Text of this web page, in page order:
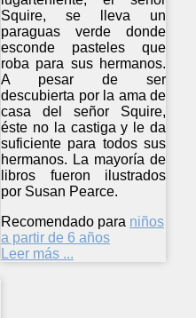
Squire, se lleva un
paraguas verde donde
esconde pasteles que
roba para sus hermanos.
A pesar de ser
descubierta por la ama de
casa del señor Squire,
éste no la castiga y le da
suficiente para todos sus
hermanos. La mayoría de
libros fueron ilustrados
por Susan Pearce.
Recomendado para niños
a partir de 6 años
Leer más ...